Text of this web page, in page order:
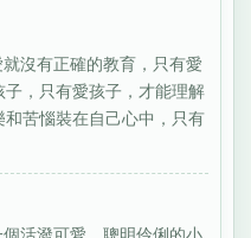
沒有正確的教育，只有愛
，只有愛孩子，才能理解
苦惱裝在自己心中，只有
活潑可愛、聰明伶俐的小